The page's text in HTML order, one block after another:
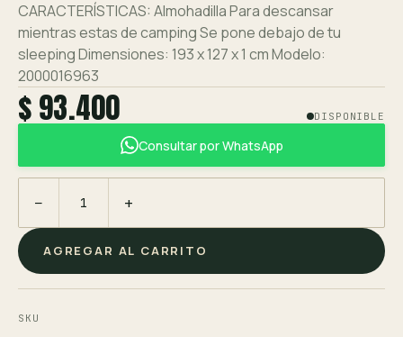
CARACTERÍSTICAS: Almohadilla Para descansar
mientras estas de camping Se pone debajo de tu
sleeping Dimensiones: 193 x 127 x 1 cm Modelo:
2000016963
$ 93.400 DISPONIBLE
Consultar por WhatsApp
− +
AGREGAR AL CARRITO
SKU